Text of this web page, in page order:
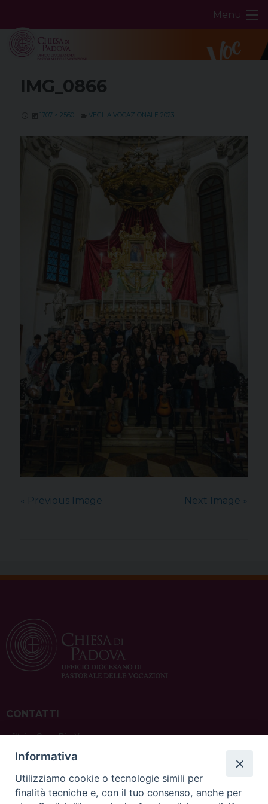
content
Menu
IMG_0866
1707 × 2560 VEGLIA VOCAZIONALE 2023
« Previous Image Next Image »
CONTATTI
ufficio: Casa Pio X
via Bonporti, 20 – 35141 Padova
tel: +39 351 619 2354
e mail:ufficiovocazionipadova@gmail.com
Informativa
Utilizziamo cookie o tecnologie simili per
finalità tecniche e, con il tuo consenso, anche per